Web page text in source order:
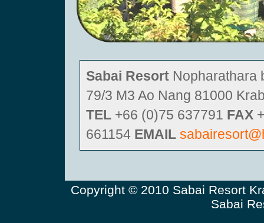
Sabai Resort Nopharathara
79/3 M3 Ao Nang 81000
TEL +66 (0)75 637791 FAX
661154 EMAIL
Copyright © 2010 Sabai Resort
Sabai